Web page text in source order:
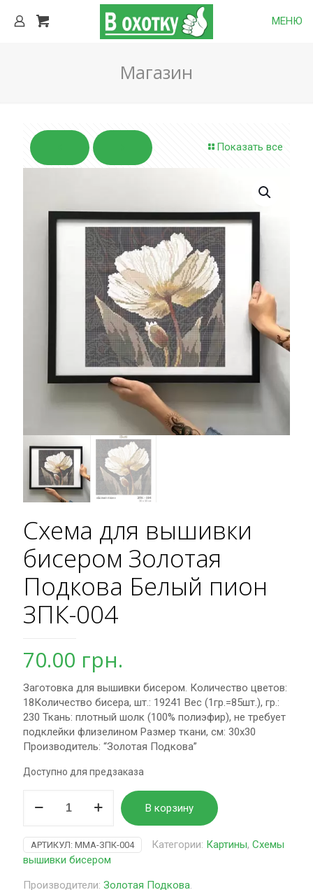
МЕНЮ
Магазин
Показать все
Схема для вышивки
бисером Золотая
Подкова Белый пион
ЗПК-004
70.00 грн.
Заготовка для вышивки бисером. Количество цветов:
18Количество бисера, шт.: 19241 Вес (1гр.=85шт.), гр.:
230 Ткань: плотный шолк (100% полиэфир), не требует
подклейки флизелином Размер ткани, см: 30х30
Производитель: “Золотая Подкова”
Доступно для предзаказа
товара
для
вышивки
Золотая
В корзину
АРТИКУЛ: MMA-ЗПК-004 Категории: Картины, Схемы
вышивки бисером
Производители: Золотая Подкова